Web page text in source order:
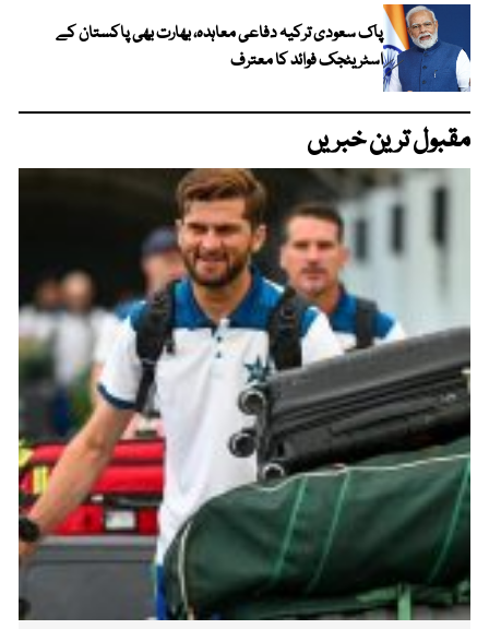
پاک سعودی ترکیہ دفاعی معاہدہ، بھارت بھی پاکستان کے
اسٹریٹجک فوائد کا معترف
مقبول ترین خبریں